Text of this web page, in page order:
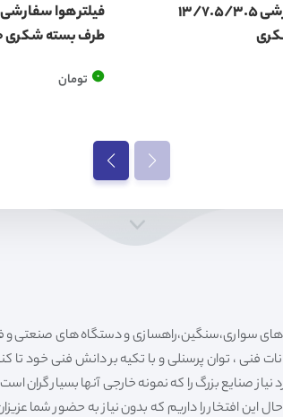
فیلتر هیدرولیک سفارشی 13/7.5/3.5
طرف بسته شکری SHA115180120
0 تومان
فنی ، توان پرسنلی و با تکیه بر دانش فنی خود تا
بزرگ را که نمونه خارجی آنها بسیار گران است
این افتخار را داریم که بدون نیاز به حضور شما